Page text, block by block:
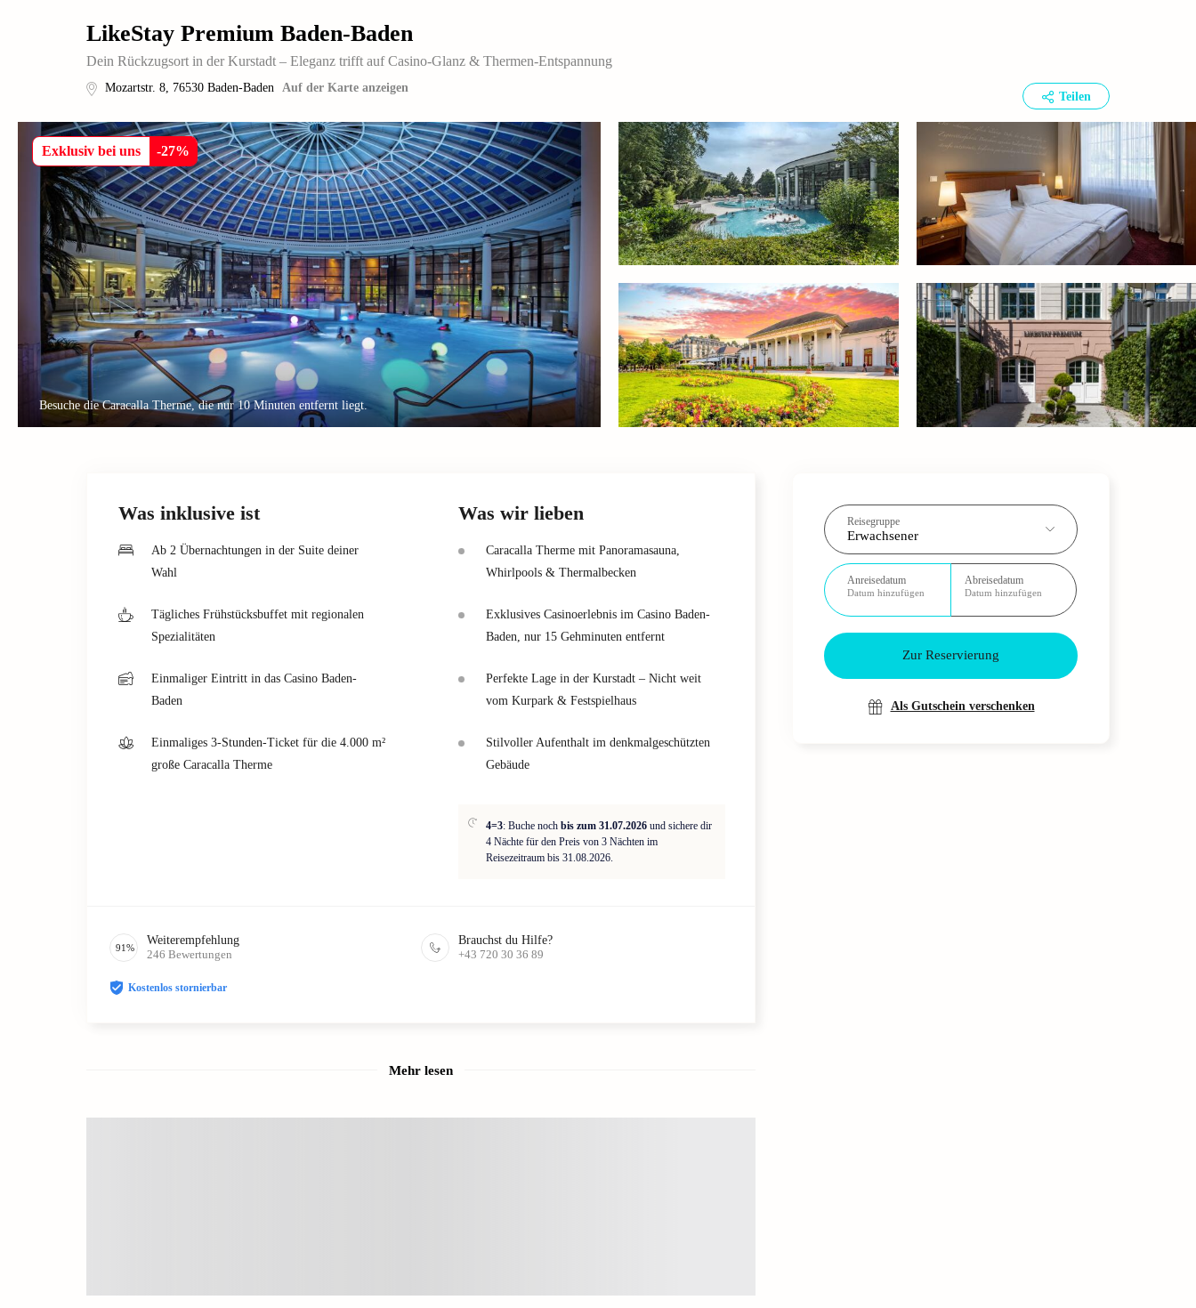
LikeStay Premium Baden-Baden
Dein Rückzugsort in der Kurstadt – Eleganz trifft auf Casino-Glanz & Thermen-Entspannung
Mozartstr. 8, 76530 Baden-Baden Auf der Karte anzeigen
Teilen
Exklusiv bei uns -27%
Besuche die Caracalla Therme, die nur 10 Minuten entfernt liegt.
Reisegruppe
Erwachsener
Anreisedatum
Datum hinzufügen
Abreisedatum
Datum hinzufügen
Zur Reservierung
Als Gutschein verschenken
Was inklusive ist
Ab 2 Übernachtungen in der Suite deiner
Wahl
Tägliches Frühstücksbuffet mit regionalen
Spezialitäten
Einmaliger Eintritt in das Casino Baden-
Baden
Einmaliges 3-Stunden-Ticket für die 4.000 m²
große Caracalla Therme
Was wir lieben
Caracalla Therme mit Panoramasauna,
Whirlpools & Thermalbecken
Exklusives Casinoerlebnis im Casino Baden-
Baden, nur 15 Gehminuten entfernt
Perfekte Lage in der Kurstadt – Nicht weit
vom Kurpark & Festspielhaus
Stilvoller Aufenthalt im denkmalgeschützten
Gebäude
4=3: Buche noch bis zum 31.07.2026 und sichere dir
4 Nächte für den Preis von 3 Nächten im
Reisezeitraum bis 31.08.2026.
91%
Weiterempfehlung
246 Bewertungen
Brauchst du Hilfe?
+43 720 30 36 89
Kostenlos stornierbar
Mehr lesen